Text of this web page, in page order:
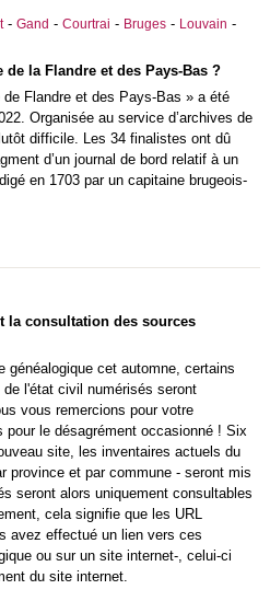
- Gand - Courtrai - Bruges- Louvain -
la Flandre et des Pays-Bas ?
Flandre et des Pays-Bas » a été
Organisée au service d’archives de
difficile. Les 34 finalistes ont dû
d’un journal de bord relatif à un
en 1703 par un capitaine brugeois-
la consultation des sources
généalogique cet automne, certains
l'état civil numérisés seront
vous remercions pour votre
le désagrément occasionné ! Six
site, les inventaires actuels du
province et par commune - seront mis
seront alors uniquement consultables
cela signifie que les URL
avez effectué un lien vers ces
ou sur un site internet-, celui-ci
du site internet.